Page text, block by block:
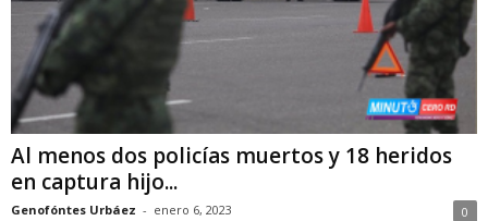
Al menos dos policías muertos y 18 heridos
en captura hijo...
Genofóntes Urbáez - enero 6, 2023 0